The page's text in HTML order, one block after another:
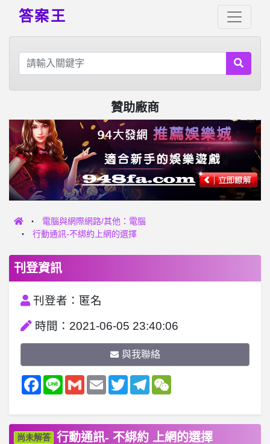
答案王
贊助廠商
電腦與網際網路/其他：電腦
行動通訊-不綁約上網的選擇
刊登資訊
刊登者：匿名
時間：2021-06-05 23:40:06
與我聯絡
Facebook
Line GmailEmail TwitterTelegramWeChat
尚未解答 行動通訊- 不綁約 上網的選擇